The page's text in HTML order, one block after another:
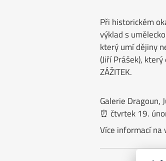
Při historickém
výklad s
který umí dějiny
(Jiří Prášek),
ZÁŽITEK.
Galerie Dragoun,
⏰ čtvrtek 19.
Více informací